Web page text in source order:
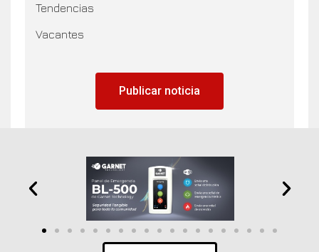
Tendencias
Vacantes
Publicar noticia